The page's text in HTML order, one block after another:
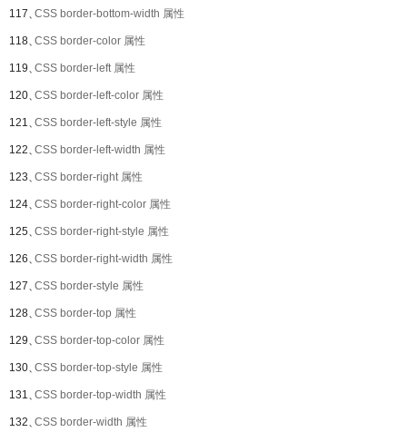
117、CSS border-bottom-width 属性
118、CSS border-color 属性
119、CSS border-left 属性
120、CSS border-left-color 属性
121、CSS border-left-style 属性
122、CSS border-left-width 属性
123、CSS border-right 属性
124、CSS border-right-color 属性
125、CSS border-right-style 属性
126、CSS border-right-width 属性
127、CSS border-style 属性
128、CSS border-top 属性
129、CSS border-top-color 属性
130、CSS border-top-style 属性
131、CSS border-top-width 属性
132、CSS border-width 属性